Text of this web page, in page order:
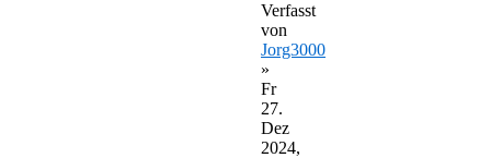
Verfasst
von
Jorg3000
»
Fr
27.
Dez
2024,